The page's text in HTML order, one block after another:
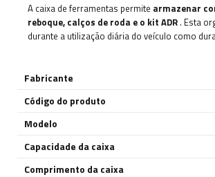
A caixa de ferramentas permite armazenar
reboque, calços de roda e o kit ADR . Esta
durante a utilização diária do veículo como
Fabricante
Código do produto
Modelo
Capacidade da caixa
Comprimento da caixa